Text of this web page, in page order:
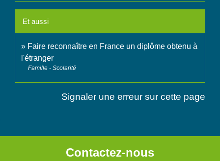
Et aussi
Faire reconnaître en France un diplôme obtenu à
l'étranger
Famille - Scolarité
Signaler une erreur sur cette page
Contactez-nous